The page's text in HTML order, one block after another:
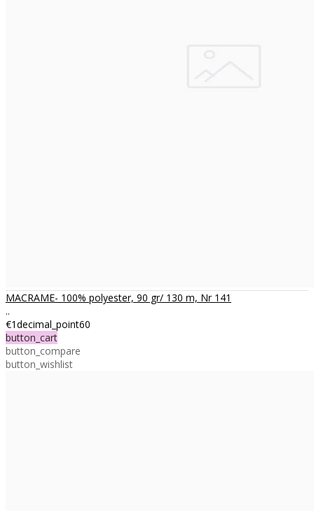
MACRAME- 100% polyester, 90 gr/ 130 m, Nr 141
..
€1decimal_point60
button_cart
button_compare
button_wishlist